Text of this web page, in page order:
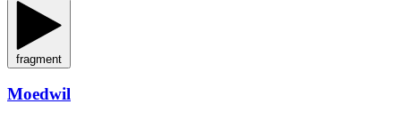
fragment
Moedwil